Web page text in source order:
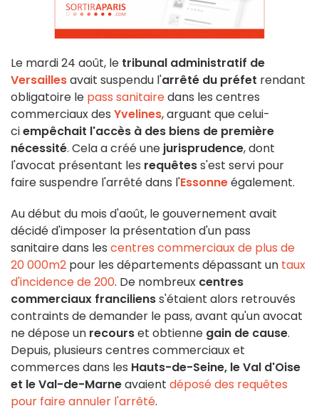
Le mardi 24 août, le tribunal administratif de
Versaillesavait suspendu l'arrêté du préfet rendant
obligatoire le pass sanitairedans les centres
commerciaux des Yvelines, arguant que celui-
ciempêchait l'accès à des biens de première
nécessité. Cela a créé une jurisprudence, dont
l'avocat présentant les requêtess'est servi pour
faire suspendre l'arrêté dans l'Essonneégalement.
Au début du mois d'août, le gouvernement avait
décidé d'imposer la présentation d'un pass
sanitaire dans les centres commerciaux de plus de
20 000m2 pour les départements dépassant un taux
d'incidence de 200. De nombreux centres
commerciaux francilienss'étaient alors retrouvés
contraints de demander le pass, avant qu'un avocat
ne dépose un recourset obtienne gain de cause.
Depuis, plusieurs centres commerciaux et
commerces dans les Hauts-de-Seine, le Val d'Oise
et le Val-de-Marneavaient déposé des requêtes
pour faire annuler l'arrêté.